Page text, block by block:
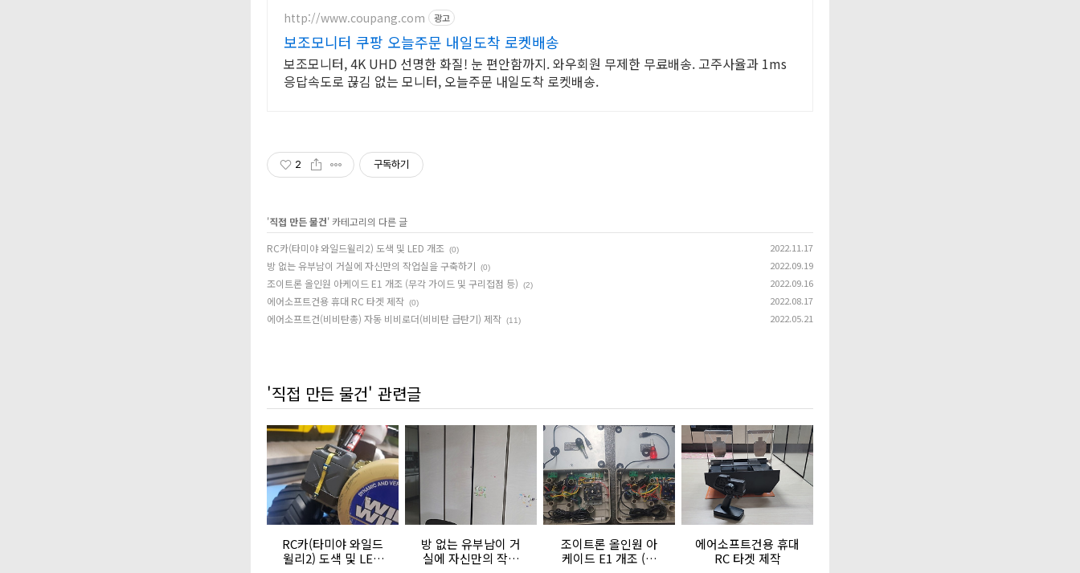
http://www.coupang.com 광고
보조모니터 쿠팡 오늘주문 내일도착 로켓배송
보조모니터, 4K UHD 선명한 화질! 눈 편안함까지. 와우회원 무제한 무료배송. 고주사율과 1ms
응답속도로 끊김 없는 모니터, 오늘주문 내일도착 로켓배송.
2 구독하기
'직접 만든 물건' 카테고리의 다른 글
RC카(타미야 와일드윌리2) 도색 및 LED 개조 (0) 2022.11.17
방 없는 유부남이 거실에 자신만의 작업실을 구축하기 (0) 2022.09.19
조이트론 올인원 아케이드 E1 개조 (무각 가이드 및 구리접점 등) (2) 2022.09.16
에어소프트건용 휴대 RC 타겟 제작 (0) 2022.08.17
에어소프트건(비비탄총) 자동 비비로더(비비탄 급탄기) 제작 (11) 2022.05.21
'직접 만든 물건' 관련글
RC카(타미야 와일드
윌리2) 도색 및 LED
방 없는 유부남이 거
실에 자신만의 작업
조이트론 올인원 아
케이드 E1 개조 (무
에어소프트건용 휴대
RC 타겟 제작